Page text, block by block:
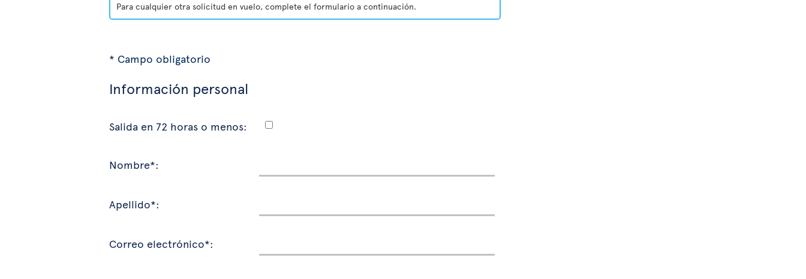
Para cualquier otra solicitud en vuelo, complete el formulario a continuación.
* Campo obligatorio
Información personal
Salida en 72 horas o menos:
Nombre*:
Apellido*:
Correo electrónico*: